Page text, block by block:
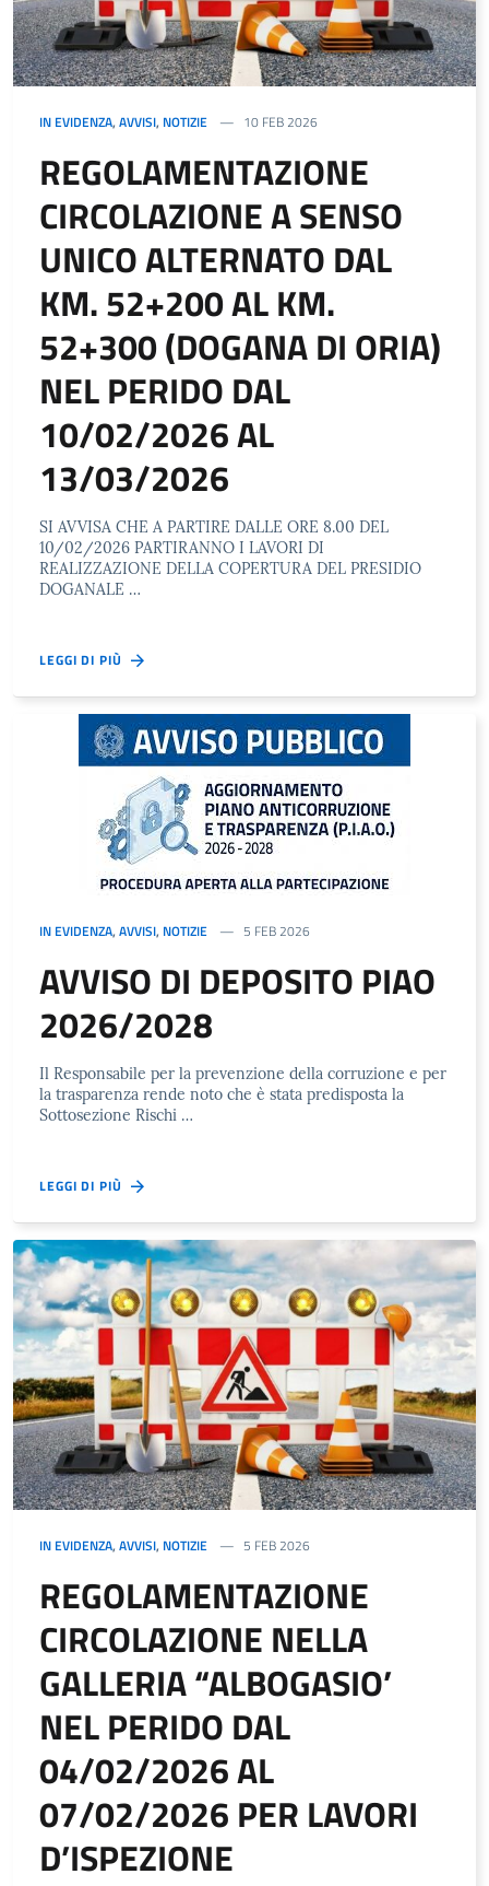
IN EVIDENZA, AVVISI, NOTIZIE 10 FEB 2026
REGOLAMENTAZIONE
CIRCOLAZIONE A SENSO
UNICO ALTERNATO DAL
KM. 52+200 AL KM.
52+300 (DOGANA DI ORIA)
NEL PERIDO DAL
10/02/2026 AL
13/03/2026
SI AVVISA CHE A PARTIRE DALLE ORE 8.00 DEL
10/02/2026 PARTIRANNO I LAVORI DI
REALIZZAZIONE DELLA COPERTURA DEL PRESIDIO
DOGANALE …
LEGGI DI PIÙ
IN EVIDENZA, AVVISI, NOTIZIE 5 FEB 2026
AVVISO DI DEPOSITO PIAO
2026/2028
Il Responsabile per la prevenzione della corruzione e per
la trasparenza rende noto che è stata predisposta la
Sottosezione Rischi …
LEGGI DI PIÙ
IN EVIDENZA, AVVISI, NOTIZIE 5 FEB 2026
REGOLAMENTAZIONE
CIRCOLAZIONE NELLA
GALLERIA “ALBOGASIO’
NEL PERIDO DAL
04/02/2026 AL
07/02/2026 PER LAVORI
D’ISPEZIONE